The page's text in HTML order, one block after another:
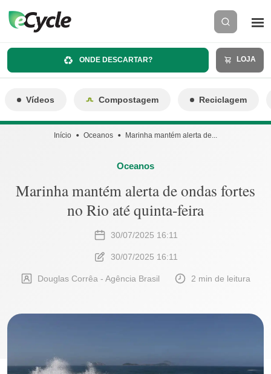
ONDE DESCARTAR? LOJA
Vídeos Compostagem Reciclagem
Início Oceanos Marinha mantém alerta de...
Oceanos
Marinha mantém alerta de ondas fortes
no Rio até quinta-feira
30/07/2025 16:11
30/07/2025 16:11
Douglas Corrêa - Agência Brasil 2 min de leitura